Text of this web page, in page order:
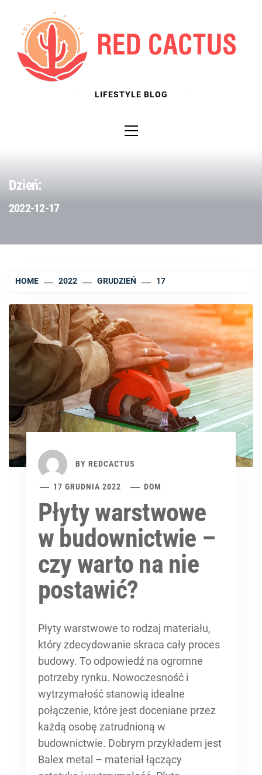
content
LIFESTYLE BLOG
Menu
Dzień:
2022-12-17
HOME 2022 GRUDZIEŃ 17
BY REDCACTUS
17 GRUDNIA 2022 DOM
Płyty warstwowe
w budownictwie –
czy warto na nie
postawić?
Płyty warstwowe to rodzaj materiału,
który zdecydowanie skraca cały proces
budowy. To odpowiedź na ogromne
potrzeby rynku. Nowoczesność i
wytrzymałość stanowią idealne
połączenie, które jest doceniane przez
każdą osobę zatrudnioną w
budownictwie. Dobrym przykładem jest
Balex metal – materiał łączący